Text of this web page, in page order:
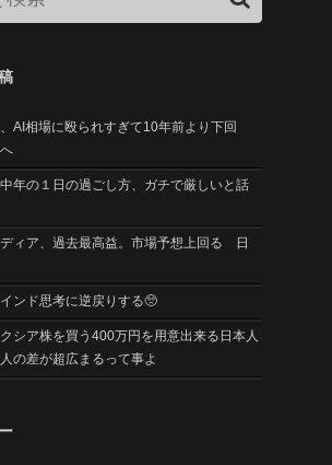
AI相場に殴られすぎて10年前より下回
年の１日の過ごし方、ガチで厳しいと話
ディア、過去最高益。市場予想上回る 日
ンド思考に逆戻りする🥺
クシア株を買う400万円を用意出来る日本人
の差が超広まるって事よ